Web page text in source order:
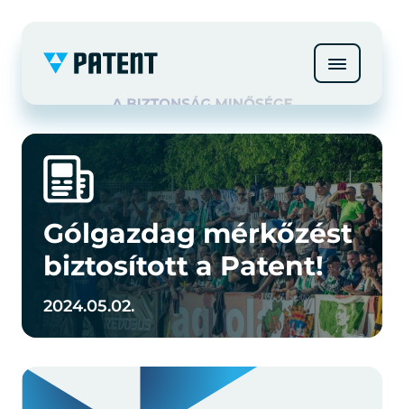
Gólgazdag mérkőzést
biztosított a Patent!
2024.05.02.